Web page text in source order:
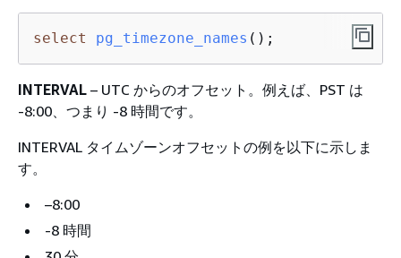
select pg_timezone_names ( ) ;
INTERVAL – UTC からのオフセット。例えば、PST は
-8:00、つまり -8 時間です。
INTERVAL タイムゾーンオフセットの例を以下に示しま
す。
–8:00
-8 時間